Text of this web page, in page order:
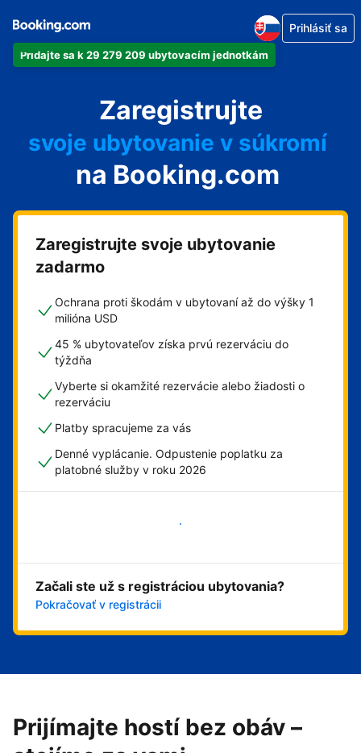
Pridajte sa k 29 279 209 ubytovacím jednotkám
Prihlásiť sa
Zaregistrujte
svoj hotel
svoje ubytovanie v súkromí
svoj penzión
svoje bed and breakfast
na Booking.com
Zaregistrujte svoje ubytovanie
zadarmo
Ochrana proti škodám v ubytovaní až do výšky 1
milióna USD
45 % ubytovateľov získa prvú rezerváciu do
týždňa
Vyberte si okamžité rezervácie alebo žiadosti o
rezerváciu
Platby spracujeme za vás
Denné vyplácanie. Odpustenie poplatku za
platobné služby v roku 2026
Začali ste už s registráciou ubytovania?
Pokračovať v registrácii
Prijímajte hostí bez obáv –